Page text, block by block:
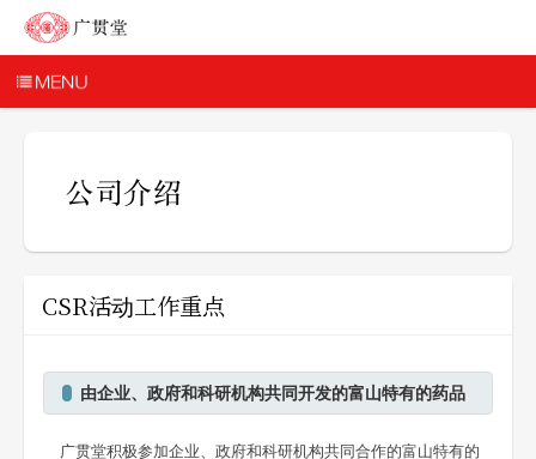
CSR活动工作重点
由企业、政府和科研机构共同开发的富山特有的药品
广贯堂积极参加企业、政府和科研机构共同合作的富山特有的